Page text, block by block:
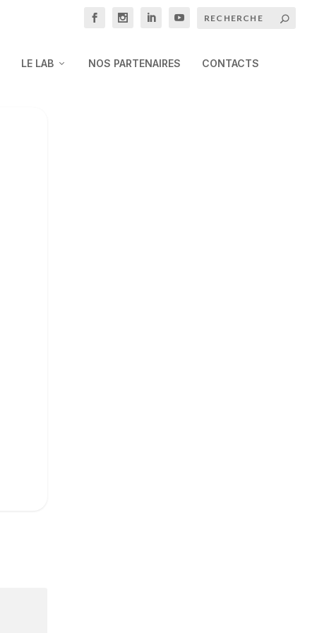
LE LAB NOS PARTENAIRES CONTACTS